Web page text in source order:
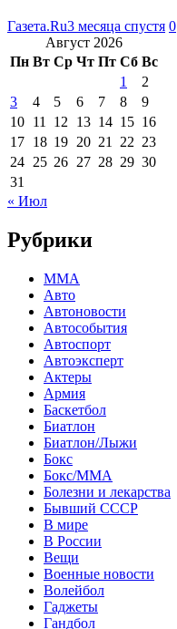
Газета.Ru3 месяца спустя 0
Август 2026
Пн Вт Ср Чт Пт Сб Вс
1
2
3
4 5 6 7 8
9
10 11 12 13 14 15 16
17 18 19 20 21 22 23
24 25 26 27 28 29 30
31
« Июл
Рубрики
MMA
Авто
Автоновости
Автособытия
Автоспорт
Автоэксперт
Актеры
Армия
Баскетбол
Биатлон
Биатлон/Лыжи
Бокс
Бокс/MMA
Болезни и лекарства
Бывший СССР
В мире
В России
Вещи
Военные новости
Волейбол
Гаджеты
Гандбол